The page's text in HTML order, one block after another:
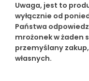
Uwaga, jest to
wyłącznie od
Państwa
mrożonek w żaden
przemyślany
własnych.